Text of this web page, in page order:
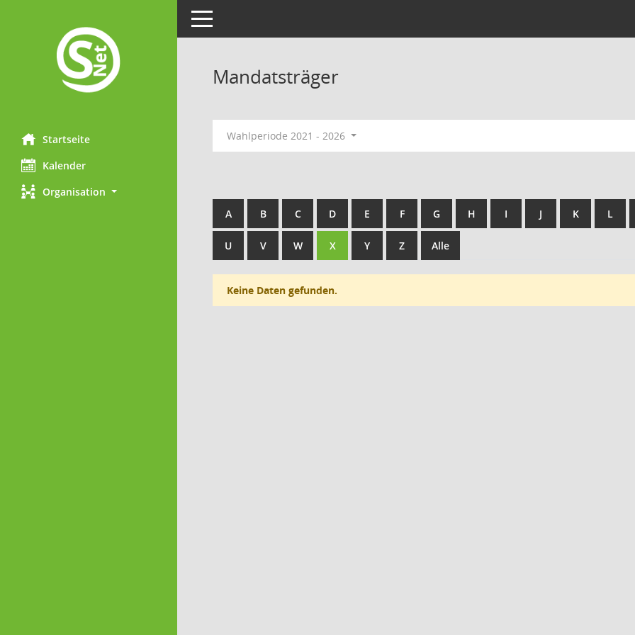
Startseite
Kalender
Organisation
Toggle navigation
Mandatsträger
Wahlperiode 2021 - 2026
A B C D E F G H I J K L
U V W X Y Z Alle
Keine Daten gefunden.